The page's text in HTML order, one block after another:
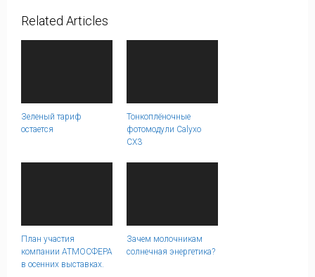
Related Articles
Зеленый тариф
остается
Тонкоплёночные
фотомодули Calyxo
CX3
План участия
компании АТМОСФЕРА
в осенних выставках.
Зачем молочникам
солнечная энергетика?